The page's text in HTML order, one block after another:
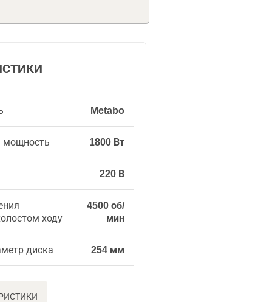
Metabo
мощность 1800 Вт
220 В
ходу
4500 об/
мин
диска 254 мм